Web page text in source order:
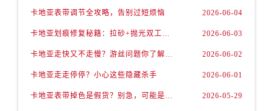
卡地亚表带调节全攻略，告别过短烦恼 2026-06-04
卡地亚划痕修复秘籍：拉砂+抛光双工艺还原如新 2026-06-03
卡地亚走快又不走慢？游丝问题你了解多少？ 2026-06-02
卡地亚走走停停？小心这些隐藏杀手 2026-06-01
卡地亚表带掉色是假货？别急，可能是这些日常习惯惹的祸 2026-05-29